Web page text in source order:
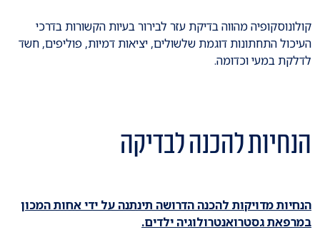
קולונוסקופיה מהווה בדיקת עזר לבירור בעיות הקשורות בדרכי
העיכול התחתונות דוגמת שלשולים, יציאות דמיות, פוליפים, חשד
לדלקת במעי וכדומה.
הנחיות להכנה לבדיקה
הנחיות מדויקות להכנה הדרושה תינתנה על ידי אחות המכון
במרפאת גסטרואנטרולוגיה ילדים.